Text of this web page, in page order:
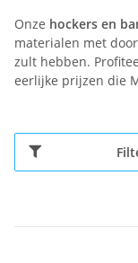
Onze hockers en
materialen met
zult hebben.
eerlijke prijzen die